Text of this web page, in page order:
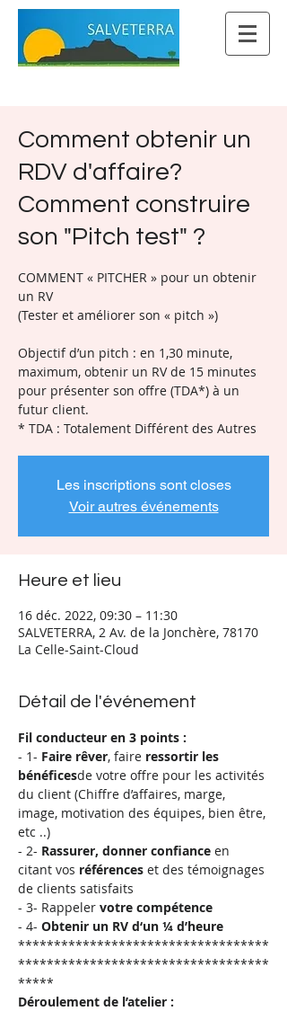
Comment obtenir un
RDV d'affaire?
Comment construire
son "Pitch test" ?
COMMENT « PITCHER » pour un obtenir
un RV
(Tester et améliorer son « pitch »)
Objectif d’un pitch : en 1,30 minute,
maximum, obtenir un RV de 15 minutes
pour présenter son offre (TDA*) à un
futur client.
Les inscriptions sont closes
Voir autres événements
Heure et lieu
16 déc. 2022, 09:30 – 11:30
SALVETERRA, 2 Av. de la Jonchère, 78170
La Celle-Saint-Cloud
Détail de l'événement
Fil conducteur en 3 points :
- 1- Faire rêver, faire ressortir les
bénéficesde votre offre pour les activités
du client (Chiffre d’affaires, marge,
image, motivation des équipes, bien être,
etc ..)
- 2- Rassurer, donner confiance en
citant vos références et des témoignages
de clients satisfaits
- 3- Rappeler votre compétence
- 4- Obtenir un RV d‘un ¼ d’heure
***********************************
***********************************
*****
Déroulement de l’atelier :